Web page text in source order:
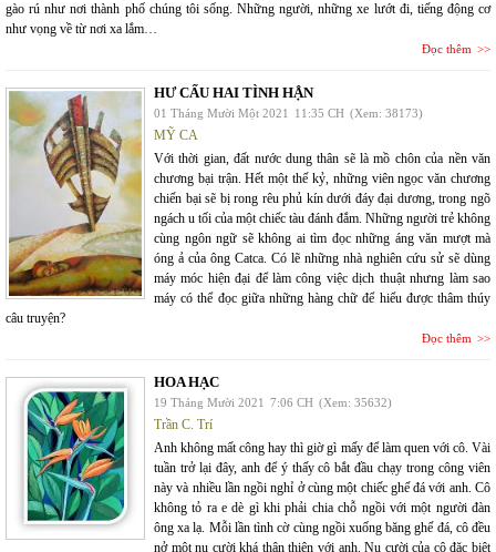
gào rú như nơi thành phố chúng tôi sống. Những người, những xe lướt đi, tiếng động cơ
như vọng về từ nơi xa lắm…
Đọc thêm
HƯ CẤU HAI TÌNH HẬN
01 Tháng Mười Một 2021 11:35 CH (Xem: 38173)
MỸ CA
Với thời gian, đất nước dung thân sẽ là mồ chôn của nền văn
chương bại trận. Hết một thế kỷ, những viên ngọc văn chương
chiến bại sẽ bị rong rêu phủ kín dưới đáy đại dương, trong ngõ
ngách u tối của một chiếc tàu đánh đắm. Những người trẻ không
cùng ngôn ngữ sẽ không ai tìm đọc những áng văn mượt mà
óng ả của ông Catca. Có lẽ những nhà nghiên cứu sử sẽ dùng
máy móc hiện đại để làm công việc dịch thuật nhưng làm sao
máy có thể đọc giữa những hàng chữ để hiểu được thâm thúy
câu truyện?
Đọc thêm
HOA HẠC
19 Tháng Mười 2021 7:06 CH (Xem: 35632)
Trần C. Trí
Anh không mất công hay thì giờ gì mấy để làm quen với cô. Vài
tuần trở lại đây, anh để ý thấy cô bắt đầu chạy trong công viên
này và nhiều lần ngồi nghỉ ở cùng một chiếc ghế đá với anh. Cô
không tỏ ra e dè gì khi phải chia chỗ ngồi với một người đàn
ông xa lạ. Mỗi lần tình cờ cùng ngồi xuống băng ghế đá, cô đều
nở một nụ cười khá thân thiện với anh. Nụ cười của cô đặc biệt